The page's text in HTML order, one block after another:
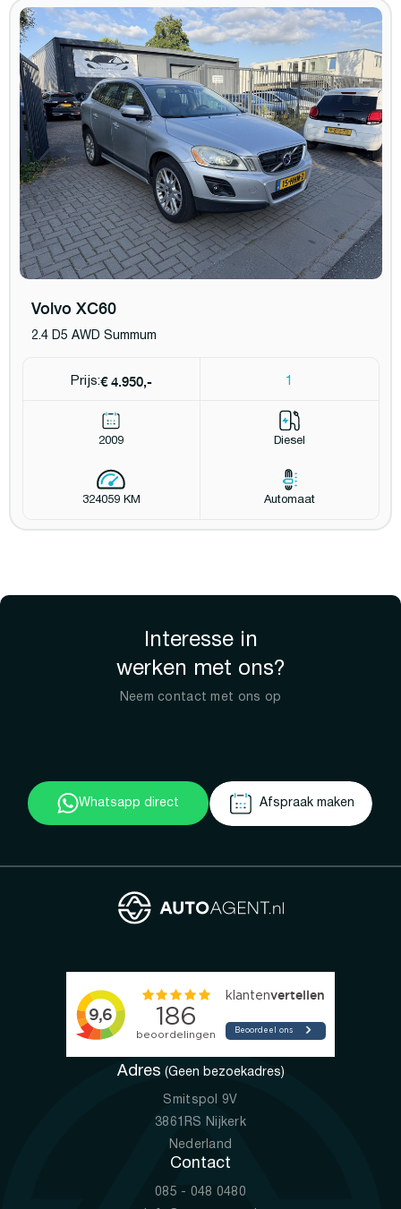
Volvo XC60
2.4 D5 AWD Summum
Prijs:€ 4.950,- 1
2009 Diesel
324059 KM Automaat
Interesse in
werken met ons?
Neem contact met ons op
Whatsapp direct Afspraak maken
Adres (Geen bezoekadres)
Smitspol 9V
3861RS Nijkerk
Nederland
Contact
085 - 048 0480